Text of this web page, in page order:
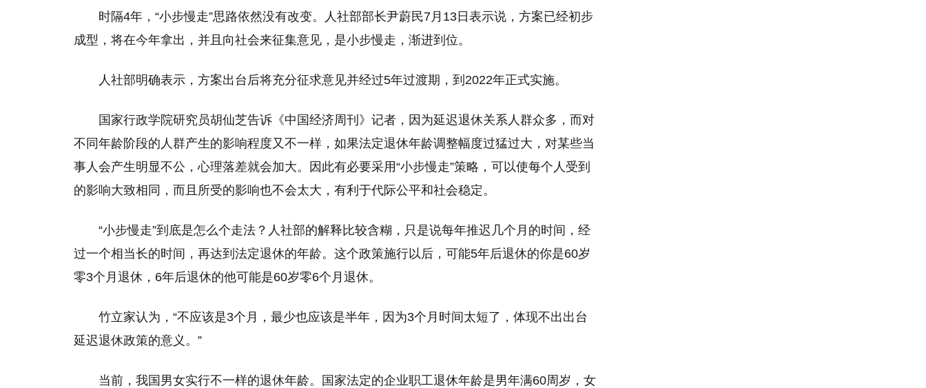
时隔4年，“小步慢走”思路依然没有改变。人社部部长尹蔚民7月13日表示说，方案已经初步
成型，将在今年拿出，并且向社会来征集意见，是小步慢走，渐进到位。
人社部明确表示，方案出台后将充分征求意见并经过5年过渡期，到2022年正式实施。
国家行政学院研究员胡仙芝告诉《中国经济周刊》记者，因为延迟退休关系人群众多，而对
不同年龄阶段的人群产生的影响程度又不一样，如果法定退休年龄调整幅度过猛过大，对某些当
事人会产生明显不公，心理落差就会加大。因此有必要采用“小步慢走”策略，可以使每个人受到
的影响大致相同，而且所受的影响也不会太大，有利于代际公平和社会稳定。
“小步慢走”到底是怎么个走法？人社部的解释比较含糊，只是说每年推迟几个月的时间，经
过一个相当长的时间，再达到法定退休的年龄。这个政策施行以后，可能5年后退休的你是60岁
零3个月退休，6年后退休的他可能是60岁零6个月退休。
竹立家认为，“不应该是3个月，最少也应该是半年，因为3个月时间太短了，体现不出出台
延迟退休政策的意义。”
当前，我国男女实行不一样的退休年龄。国家法定的企业职工退休年龄是男年满60周岁，女